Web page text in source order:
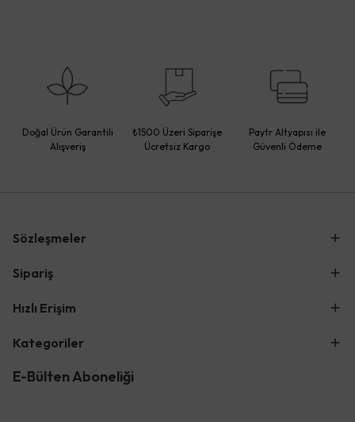
Doğal Ürün Garantili
Alışveriş
₺1500 Üzeri Siparişe
Ücretsiz Kargo
Paytr Altyapısı ile
Güvenli Ödeme
Sözleşmeler
Sipariş
Hızlı Erişim
Kategoriler
E-Bülten Aboneliği